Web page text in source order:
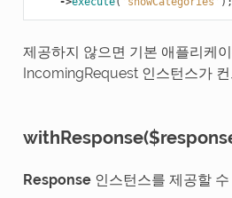
제공하지 않으면 기본 애플리케
IncomingRequest 인스턴스가
Response인스턴스를 제공할 수